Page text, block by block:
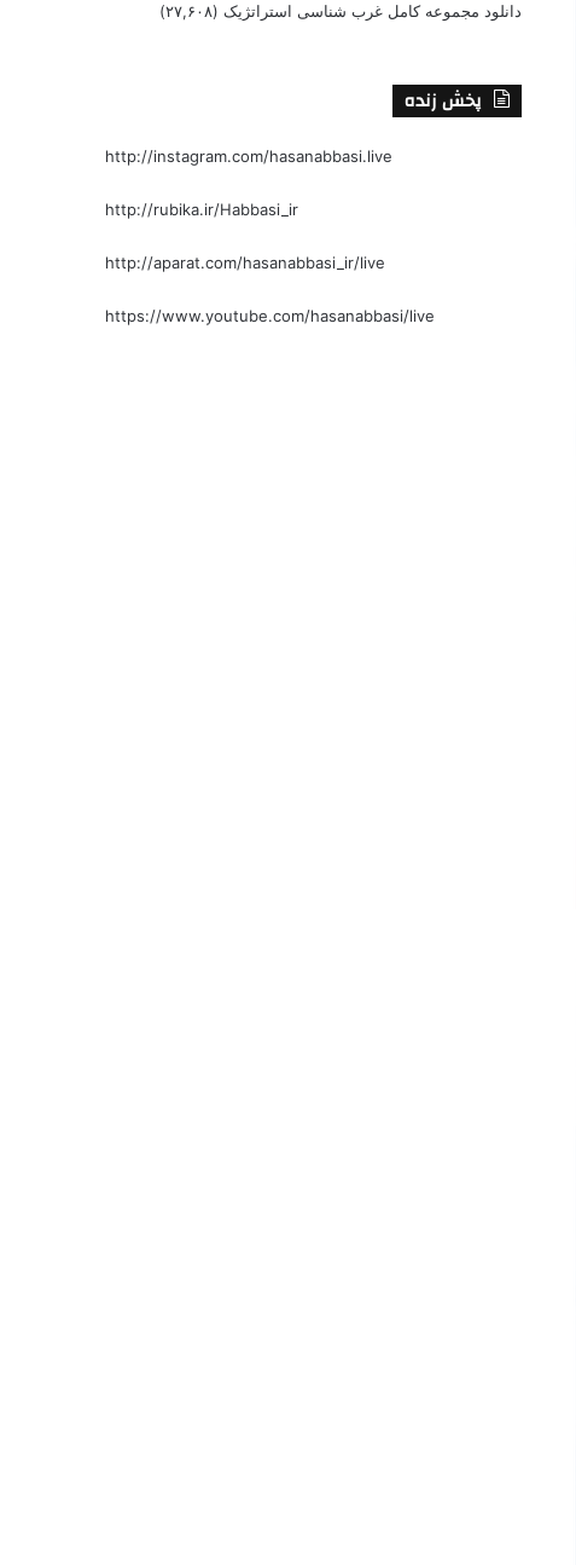
دانلود مجموعه کامل غرب شناسی استراتژیک (۲۷,۶۰۸)
پخش زنده
http://instagram.com/hasanabbasi.live
http://rubika.ir/Habbasi_ir
http://aparat.com/hasanabbasi_ir/live
https://www.youtube.com/hasanabbasi/live